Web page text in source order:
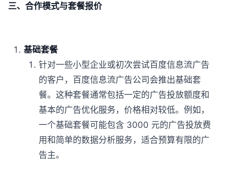
三、合作模式与套餐报价
基础套餐
针对一些小型企业或初次尝试百度信息流广告
的客户，百度信息流广告公司会推出基础套
餐。这种套餐通常包括一定的广告投放额度和
基本的广告优化服务，价格相对较低。例如，
一个基础套餐可能包含 3000 元的广告投放费
用和简单的数据分析服务，适合预算有限的广
告主。